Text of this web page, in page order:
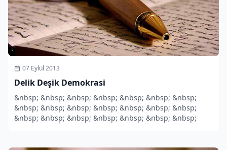
07 Eylül 2013
Delik Deşik Demokrasi
&nbsp; &nbsp; &nbsp; &nbsp; &nbsp; &nbsp; &nbsp;
&nbsp; &nbsp; &nbsp; &nbsp; &nbsp; &nbsp; &nbsp;
&nbsp; &nbsp; &nbsp; &nbsp; &nbsp; &nbsp; &nbsp;